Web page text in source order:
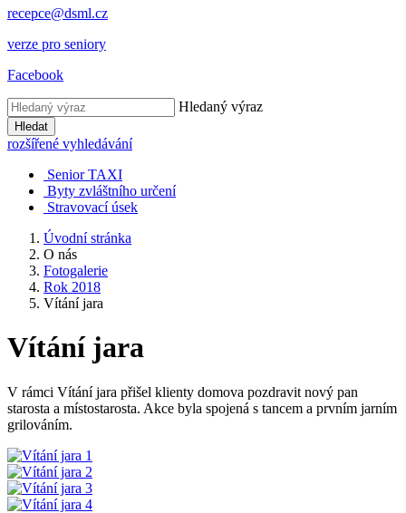
recepce@dsml.cz
verze pro seniory
Facebook
Hledaný výraz
Hledat
rozšířené vyhledávání
Senior TAXI
Byty zvláštního určení
Stravovací úsek
Úvodní stránka
O nás
Fotogalerie
Rok 2018
Vítání jara
Vítání jara
V rámci Vítání jara přišel klienty domova pozdravit nový pan
starosta a místostarosta. Akce byla spojená s tancem a prvním jarním
grilováním.